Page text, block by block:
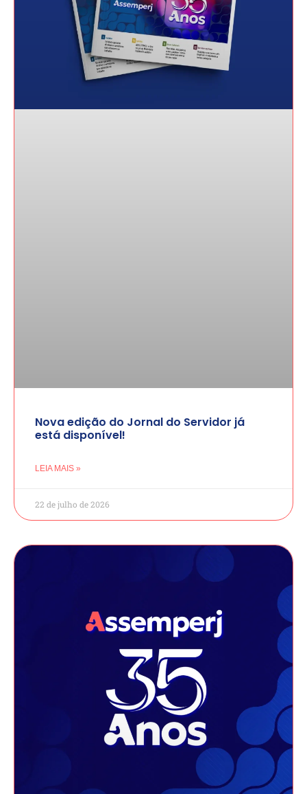
Nova edição do Jornal do Servidor já
está disponível!
LEIA MAIS »
22 de julho de 2026